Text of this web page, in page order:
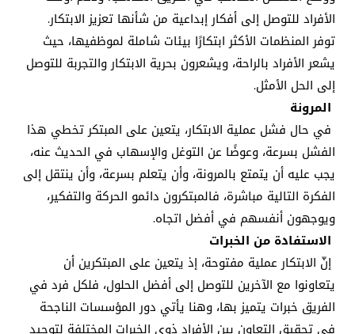
الأفراد للتوصل إلى أفكار إبداعية من شأنها تعزيز الابتكار.
توفر المنظمات الأكثر ابتكارًا بيئات شاملة لموظفيها، حيث
يشعر الأفراد بالراحة، ويشعرون بحرية الابتكار والتجربة للتوصل
إلى الحل الأمثل.
المرونة
في حال فشل عملية الابتكار، يتعين على المبتكر تخطي هذا
الفشل بسرعة، وعوضًا عن التوغل والإسهاب في الحديث عنه،
يجب عليه أن يتمتع بالمرونة، وأن يتعلم بسرعة، وأن ينتقل إلى
الفكرة التالية مباشرة، فالمبتكرون دائمو الحركة والتفكير،
ويوجهون أنفسهم في أفضل اتجاه.
الاستفادة من الخبرات
إنّ الابتكار عملية مفتوحة، إذ يتعين على المبتكرين أن
يتعاونوا مع الآخرين للتوصل إلى أفضل الحلول، فلكل فرد في
الفريق خبرات يتميز بها، وهنا يأتي دور المؤسسات الناجحة
في تحقيق التعاون بين الأفراد ذوي الخبرات المختلفة لتوحيد